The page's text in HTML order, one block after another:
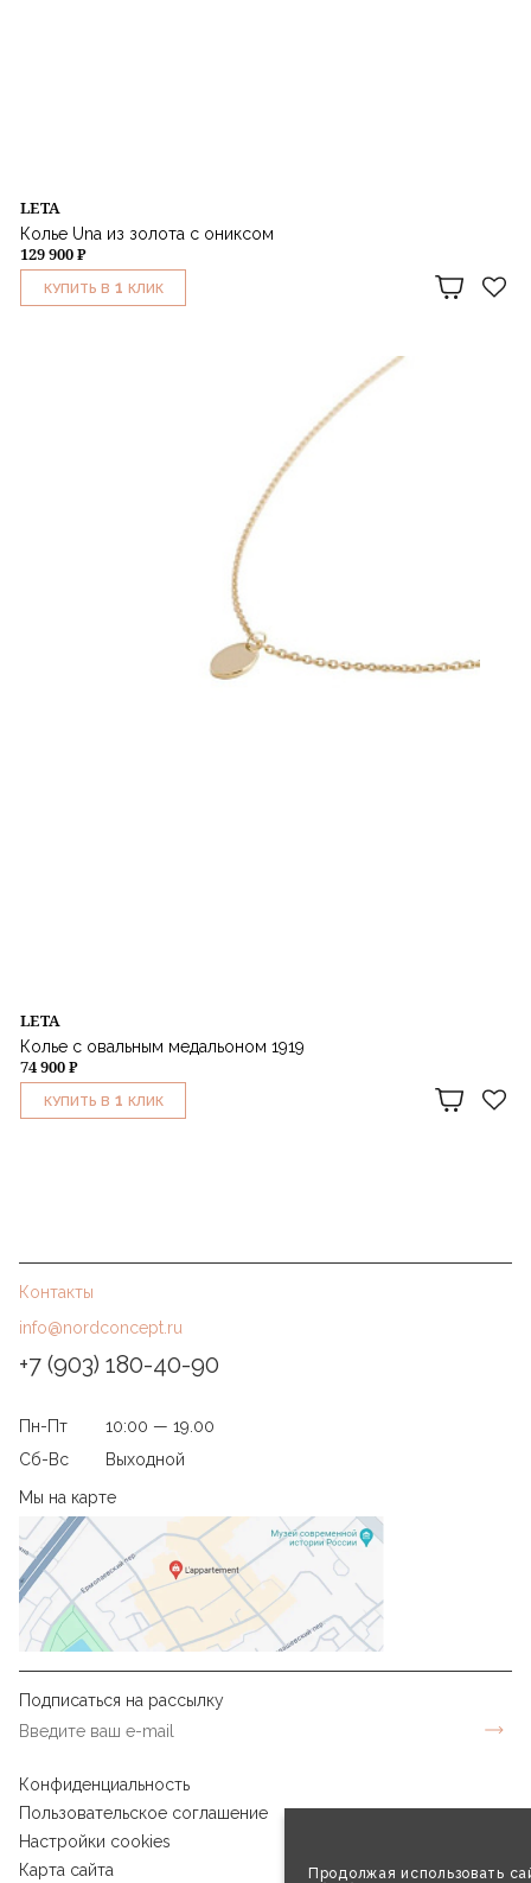
Продолжая использовать
LETA
Колье Una из золота с ониксом
129 900 ₽
КУПИТЬ В 1 КЛИК
LETA
Колье с овальным медальоном 1919
74 900 ₽
КУПИТЬ В 1 КЛИК
Контакты
info@nordconcept.ru
+7 (903) 180-40-90
Пн-Пт
10:00 — 19.00
Сб-Вс
Выходной
Мы на карте
Подписаться на рассылку
Конфиденциальность
Пользовательское соглашение
Настройки cookies
Карта сайта